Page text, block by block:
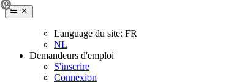
Language du site: FR
NL
Demandeurs d'emploi
S'inscrire
Connexion